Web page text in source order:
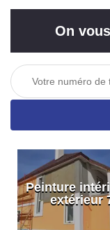
On
Peinture
extérieur